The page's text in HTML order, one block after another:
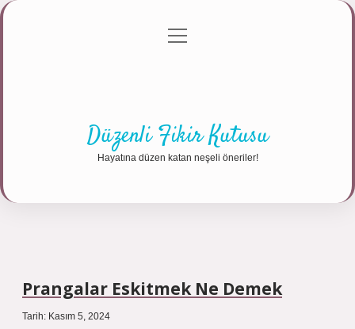
Gizlilik Politikası
menüyü
Düzenli Fikir Kutusu
Hayatına düzen katan neşeli öneriler!
Prangalar Eskitmek Ne Demek
Tarih: Kasım 5, 2024